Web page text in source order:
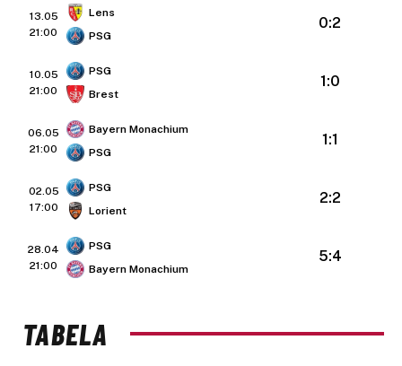
13.05
21:00
Lens
PSG
0:2
10.05
21:00
PSG
Brest
1:0
06.05
21:00
Bayern Monachium
PSG
1:1
02.05
17:00
PSG
Lorient
2:2
28.04
21:00
PSG
Bayern Monachium
5:4
TABELA